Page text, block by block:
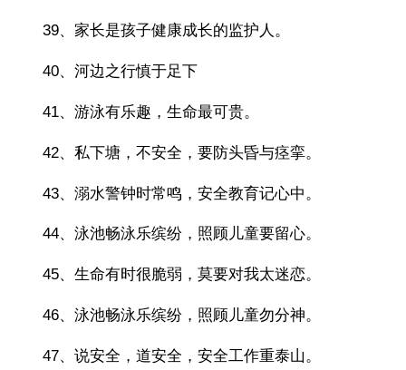
39、家长是孩子健康成长的监护人。
40、河边之行慎于足下
41、游泳有乐趣，生命最可贵。
42、私下塘，不安全，要防头昏与痉挛。
43、溺水警钟时常鸣，安全教育记心中。
44、泳池畅泳乐缤纷，照顾儿童要留心。
45、生命有时很脆弱，莫要对我太迷恋。
46、泳池畅泳乐缤纷，照顾儿童勿分神。
47、说安全，道安全，安全工作重泰山。